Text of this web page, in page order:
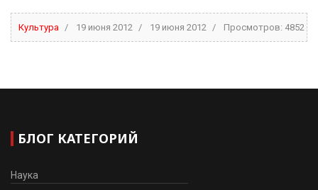
Культура 19 июня 2012 19 июня 2012 Просмотров: 4852
БЛОГ КАТЕГОРИЙ
Наука